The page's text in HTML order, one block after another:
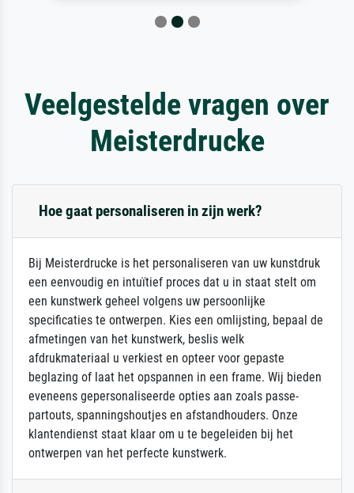
Veelgestelde vragen over
Meisterdrucke
Hoe gaat personaliseren in zijn werk?
Bij Meisterdrucke is het personaliseren van uw kunstdruk
een eenvoudig en intuïtief proces dat u in staat stelt om
een kunstwerk geheel volgens uw persoonlijke
specificaties te ontwerpen. Kies een omlijsting, bepaal de
afmetingen van het kunstwerk, beslis welk
afdrukmateriaal u verkiest en opteer voor gepaste
beglazing of laat het opspannen in een frame. Wij bieden
eveneens gepersonaliseerde opties aan zoals passe-
partouts, spanningshoutjes en afstandhouders. Onze
klantendienst staat klaar om u te begeleiden bij het
ontwerpen van het perfecte kunstwerk.